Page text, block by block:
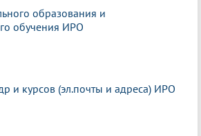
образования и
обучения ИРО
и курсов (эл.почты и адреса) ИРО